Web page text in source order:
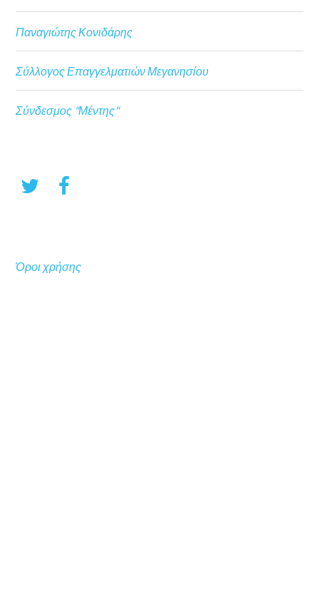
Παναγιώτης Κονιδάρης
Σύλλογος Επαγγελματιών Μεγανησίου
Σύνδεσμος "Μέντης"
Όροι χρήσης